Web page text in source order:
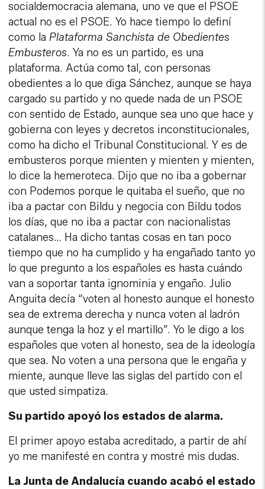
socialdemocracia alemana, uno ve que el PSOE
actual no es el PSOE. Yo hace tiempo lo definí
como la Plataforma Sanchista de Obedientes
Embusteros. Ya no es un partido, es una
plataforma. Actúa como tal, con personas
obedientes a lo que diga Sánchez, aunque se haya
cargado su partido y no quede nada de un PSOE
con sentido de Estado, aunque sea uno que hace y
gobierna con leyes y decretos inconstitucionales,
como ha dicho el Tribunal Constitucional. Y es de
embusteros porque mienten y mienten y mienten,
lo dice la hemeroteca. Dijo que no iba a gobernar
con Podemos porque le quitaba el sueño, que no
iba a pactar con Bildu y negocia con Bildu todos
los días, que no iba a pactar con nacionalistas
catalanes… Ha dicho tantas cosas en tan poco
tiempo que no ha cumplido y ha engañado tanto yo
lo que pregunto a los españoles es hasta cuándo
van a soportar tanta ignominia y engaño. Julio
Anguita decía “voten al honesto aunque el honesto
sea de extrema derecha y nunca voten al ladrón
aunque tenga la hoz y el martillo”. Yo le digo a los
españoles que voten al honesto, sea de la ideología
que sea. No voten a una persona que le engaña y
miente, aunque lleve las siglas del partido con el
que usted simpatiza.
Su partido apoyó los estados de alarma.
El primer apoyo estaba acreditado, a partir de ahí
yo me manifesté en contra y mostré mis dudas.
La Junta de Andalucía cuando acabó el estado